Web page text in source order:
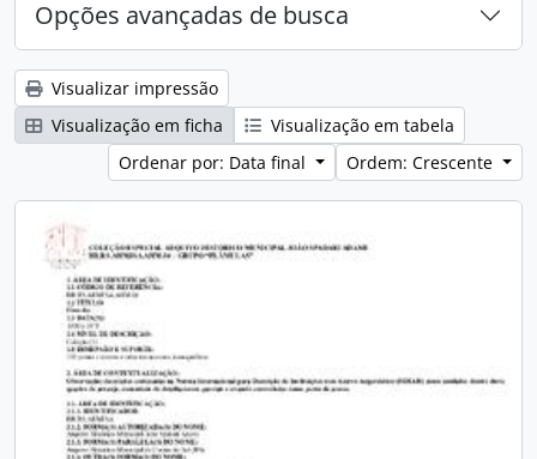
Opções avançadas de busca
Visualizar impressão
Visualização em ficha
Visualização em tabela
Ordenar por: Data final
Ordem: Crescente